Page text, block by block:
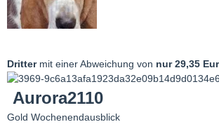
Dritter mit einer Abweichung von nur 29,35
Aurora2110
Gold Wochenendausblick